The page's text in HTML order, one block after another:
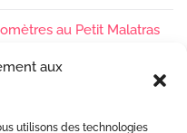
aux
utilisons des technologies
au Petit Malatras
équipe !